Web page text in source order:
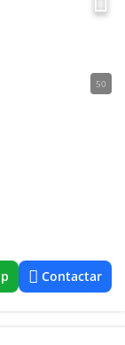
50
Contactar